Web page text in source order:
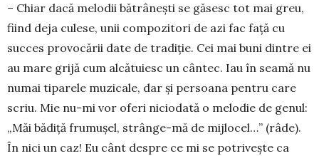
– Chiar dacă me­lodii bătrâ­neşti se găsesc tot mai greu,
fiind deja cu­lese, unii com­pozitori de azi fac faţă cu
succes provocării date de tra­diţie. Cei mai buni din­tre ei
au mare grijă cum alcătuiesc un cân­tec. Iau în seamă nu
numai tiparele muzicale, dar şi persoana pentru care
scriu. Mie nu-mi vor oferi niciodată o melodie de genul:
„Măi bădiţă frumuşel, strânge-mă de mijlocel…” (râde).
În nici un caz! Eu cânt despre ce mi se potriveşte ca